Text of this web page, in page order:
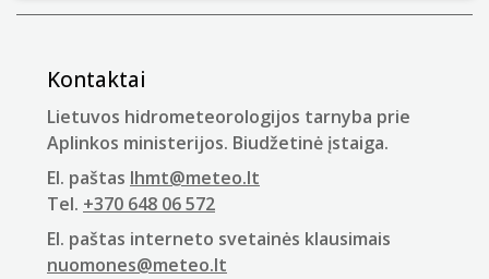
Kontaktai
Lietuvos hidrometeorologijos tarnyba prie
Aplinkos ministerijos. Biudžetinė įstaiga.
El. paštas lhmt@meteo.lt
Tel. +370 648 06 572
El. paštas interneto svetainės klausimais
nuomones@meteo.lt